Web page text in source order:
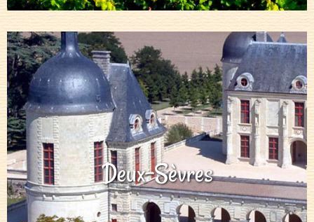
Deux-Sèvres